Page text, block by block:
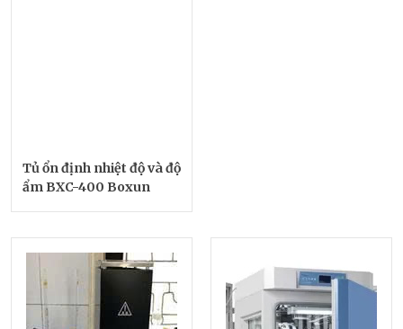
Tủ ổn định nhiệt độ và độ
ẩm BXC-400 Boxun